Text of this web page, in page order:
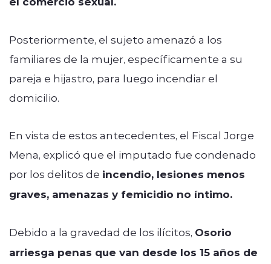
Posteriormente, el sujeto amenazó a los
familiares de la mujer, específicamente a su
pareja e hijastro, para luego incendiar el
domicilio.
En vista de estos antecedentes, el Fiscal Jorge
Mena, explicó que el imputado fue condenado
por los delitos de incendio, lesiones menos
graves, amenazas y femicidio no íntimo.
Debido a la gravedad de los ilícitos, Osorio
arriesga penas que van desde los 15 años de